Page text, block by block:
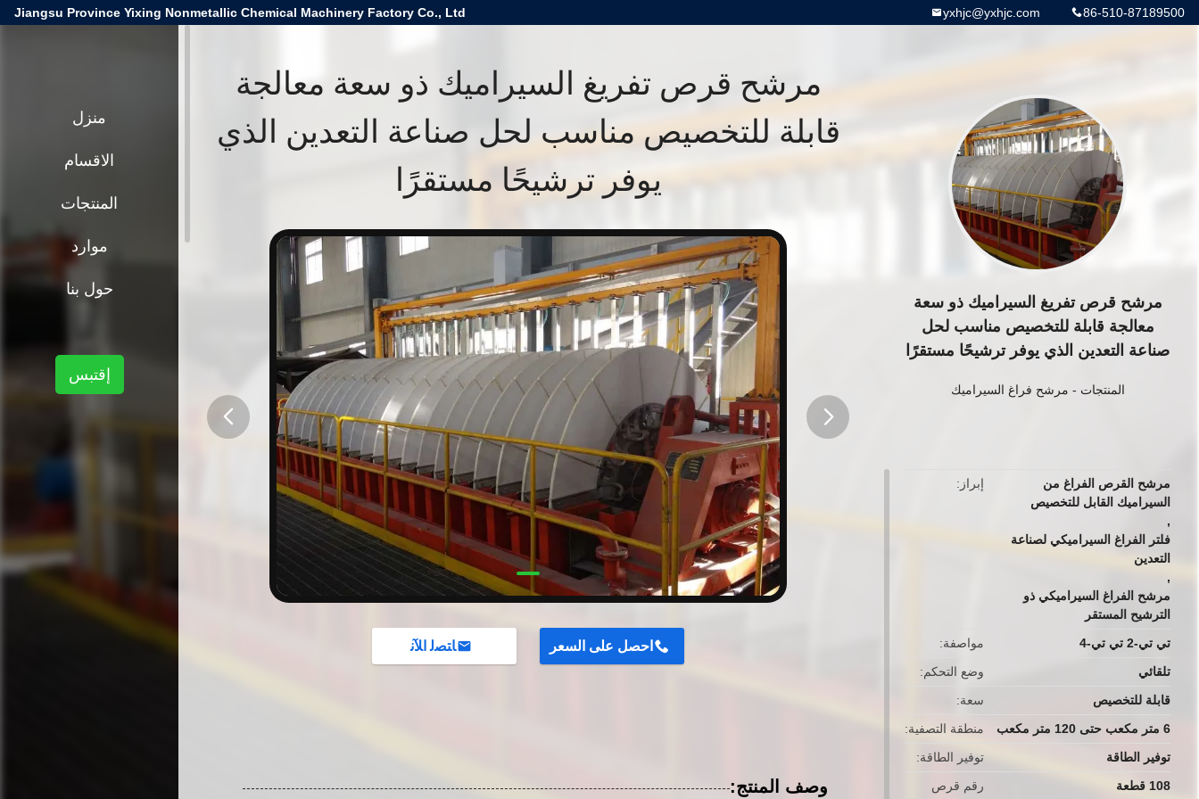
Jiangsu Province Yixing Nonmetallic Chemical Machinery Factory Co., Ltd 86-510-87189500
yxhjc@yxhjc.com
مرشح قرص تفريغ السيراميك ذو سعة
معالجة قابلة للتخصيص مناسب لحل
صناعة التعدين الذي يوفر ترشيحًا مستقرًا
المنتجات - مرشح فراغ السيراميك
إبراز
مرشح القرص الفراغ من
السيراميك القابل للتخصيص
,
فلتر الفراغ السيراميكي لصناعة
التعدين
,
مرشح الفراغ السيراميكي ذو
الترشيح المستقر
مواصفة
تي تي-2 تي تي-4
وضع التحكم
تلقائي
سعة
قابلة للتخصيص
منطقة التصفية
6 متر مكعب حتى 120 متر مكعب
توفير الطاقة
توفير الطاقة
رقم قرص
108 قطعة
مرشح قرص تفريغ السيراميك ذو سعة معالجة
قابلة للتخصيص مناسب لحل صناعة التعدين الذي
يوفر ترشيحًا مستقرًا
احصل على السعر ﺎﺘﺼﻟ ﺍﻶﻧ
وصف المنتج:
منزل
الاقسام
المنتجات
موارد
حول بنا
إقتبس